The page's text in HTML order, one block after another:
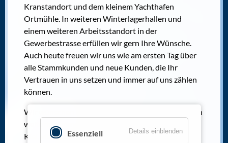
Kranstandort und dem kleinem Yachthafen
Ortmühle. In weiteren Winterlagerhallen und
einem weiteren Arbeitsstandort in der
Gewerbestrasse erfüllen wir gern Ihre Wünsche.
Auch heute freuen wir uns wie am ersten Tag über
alle Stammkunden und neue Kunden, die Ihr
Vertrauen in uns setzen und immer auf uns zählen
können.
Wir wünschen trotz aller Umstände in diesen Tagen
weiterhin immer eine Handbreit Wasser unterm
Kiel, viel Gesundheit und vor allem Freude am
Essenziell Details einblenden